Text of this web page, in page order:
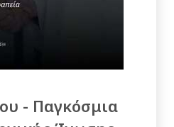
- Παγκόσμια